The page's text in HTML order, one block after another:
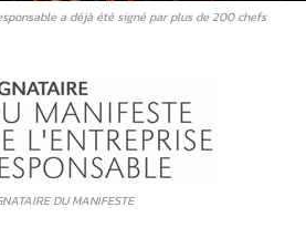
a déjà été signé par plus de 200 chefs
DU MANIFESTE